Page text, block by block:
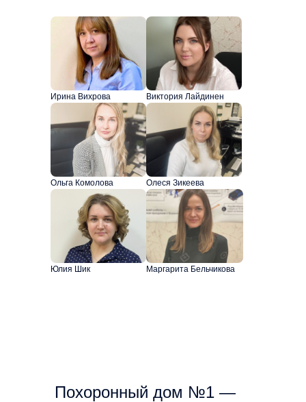
Ирина Вихрова Виктория Лайдинен
Ольга Комолова Олеся Зикеева
Юлия Шик Маргарита Бельчикова
Похоронный дом №1 —